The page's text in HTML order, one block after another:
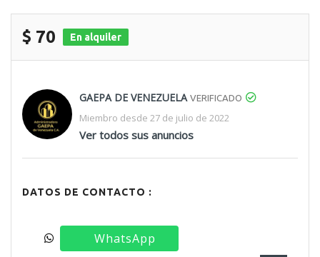
$ 70 En alquiler
GAEPA DE VENEZUELA VERIFICADO
Miembro desde 27 de julio de 2022
Ver todos sus anuncios
DATOS DE CONTACTO :
WhatsApp